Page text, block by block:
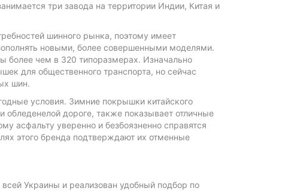
три завода на территории Индии, Китая и
шинного рынка, поэтому имеет
новыми, более совершенными моделями.
более чем в 320 типоразмерах. Изначально
для общественного транспорта, но сейчас
шин.
условия. Зимние покрышки китайского
обледенелой дороге, также показывает отличные
асфальту уверенно и безбоязненно справятся
этого бренда подтверждают их отменные
Украины и реализован удобный подбор по